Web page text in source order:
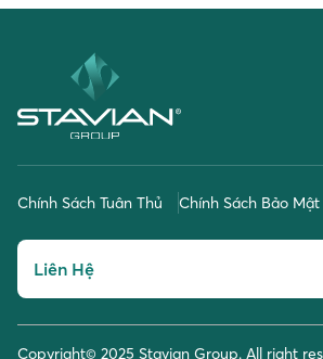
Chính Sách Tuân Thủ Chính Sách Bảo Mật
Liên Hệ
Copyright© 2025 Stavian Group. All right